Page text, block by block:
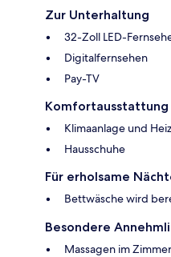
Zur Unterhaltung
32-Zoll LED-
Digitalfernsehen
Pay-TV
Komfortausstattung
Klimaanlage und
Hausschuhe
Für erholsame
Bettwäsche wird
Besondere
Massagen im Zimmer